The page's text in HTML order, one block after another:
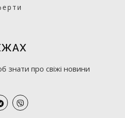
знати про свіжі новини